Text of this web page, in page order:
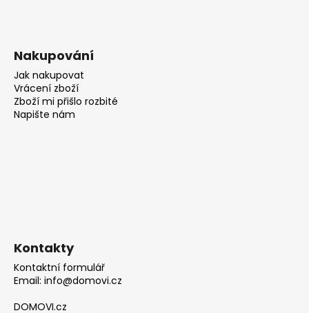
Nakupování
Jak nakupovat
Vrácení zboží
Zboží mi přišlo rozbité
Napište nám
Kontakty
Kontaktní formulář
Email: info@domovi.cz
DOMOVI.cz